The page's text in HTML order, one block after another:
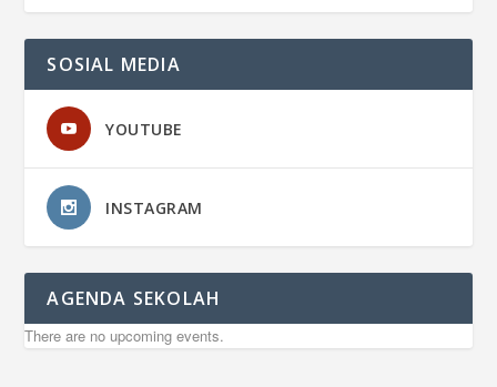
SOSIAL MEDIA
YOUTUBE
INSTAGRAM
AGENDA SEKOLAH
There are no upcoming events.